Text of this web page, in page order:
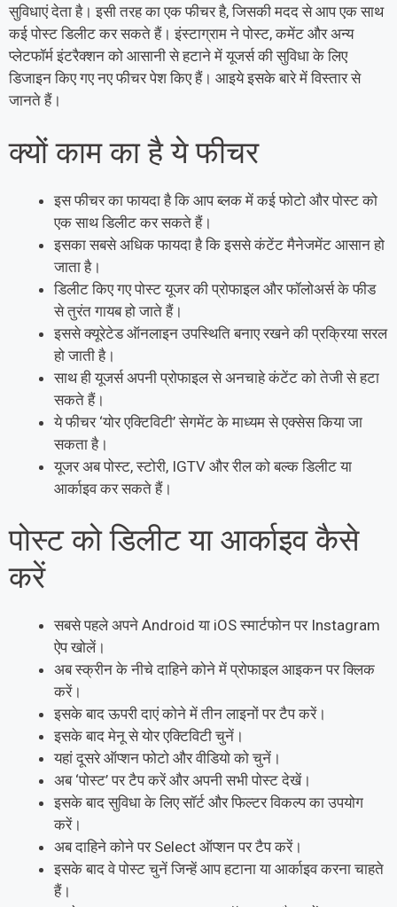
सुविधाएं देता है। इसी तरह का एक फीचर है, जिसकी मदद से आप एक साथ
कई पोस्ट डिलीट कर सकते हैं। इंस्टाग्राम ने पोस्ट, कमेंट और अन्य
प्लेटफॉर्म इंटरैक्शन को आसानी से हटाने में यूजर्स की सुविधा के लिए
डिजाइन किए गए नए फीचर पेश किए हैं। आइये इसके बारे में विस्तार से
जानते हैं।
क्यों काम का है ये फीचर
इस फीचर का फायदा है कि आप ब्लक में कई फोटो और पोस्ट को
एक साथ डिलीट कर सकते हैं।
इसका सबसे अधिक फायदा है कि इससे कंटेंट मैनेजमेंट आसान हो
जाता है।
डिलीट किए गए पोस्ट यूजर की प्रोफाइल और फॉलोअर्स के फीड
से तुरंत गायब हो जाते हैं।
इससे क्यूरेटेड ऑनलाइन उपस्थिति बनाए रखने की प्रक्रिया सरल
हो जाती है।
साथ ही यूजर्स अपनी प्रोफाइल से अनचाहे कंटेंट को तेजी से हटा
सकते हैं।
ये फीचर ‘योर एक्टिविटी’ सेगमेंट के माध्यम से एक्सेस किया जा
सकता है।
यूजर अब पोस्ट, स्टोरी, IGTV और रील को बल्क डिलीट या
आर्काइव कर सकते हैं।
पोस्ट को डिलीट या आर्काइव कैसे
करें
सबसे पहले अपने Android या iOS स्मार्टफोन पर Instagram
ऐप खोलें।
अब स्क्रीन के नीचे दाहिने कोने में प्रोफाइल आइकन पर क्लिक
करें।
इसके बाद ऊपरी दाएं कोने में तीन लाइनों पर टैप करें।
इसके बाद मेनू से योर एक्टिविटी चुनें।
यहां दूसरे ऑप्शन फोटो और वीडियो को चुनें।
अब ‘पोस्ट’ पर टैप करें और अपनी सभी पोस्ट देखें।
इसके बाद सुविधा के लिए सॉर्ट और फिल्टर विकल्प का उपयोग
करें।
अब दाहिने कोने पर Select ऑप्शन पर टैप करें।
इसके बाद वे पोस्ट चुनें जिन्हें आप हटाना या आर्काइव करना चाहते
हैं।